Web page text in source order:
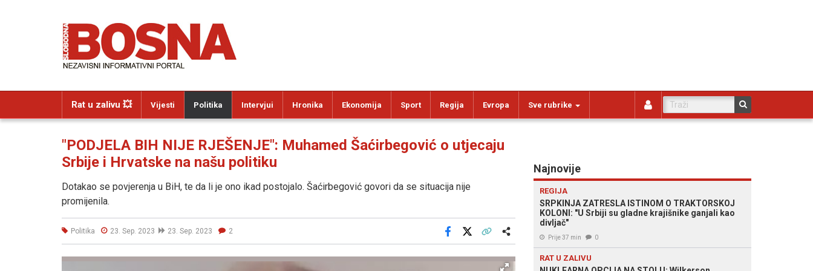
Rat u zalivu 💥 Vijesti Politika Intervjui Hronika Ekonomija Sport Regija Evropa Sve rubrike
"PODJELA BIH NIJE RJEŠENJE": Muhamed Šaćirbegović o utjecaju
Srbije i Hrvatske na našu politiku
Dotakao se povjerenja u BiH, te da li je ono ikad postojalo. Šaćirbegović govori da se situacija nije
promijenila.
Politika 23. Sep. 2023 23. Sep. 2023 2
Facebook
Najnovije
REGIJA
SRPKINJA ZATRESLA ISTINOM O TRAKTORSKOJ
KOLONI: "U Srbiji su gladne krajišnike ganjali kao
divljač"
Prije 37 min 0
RAT U ZALIVU